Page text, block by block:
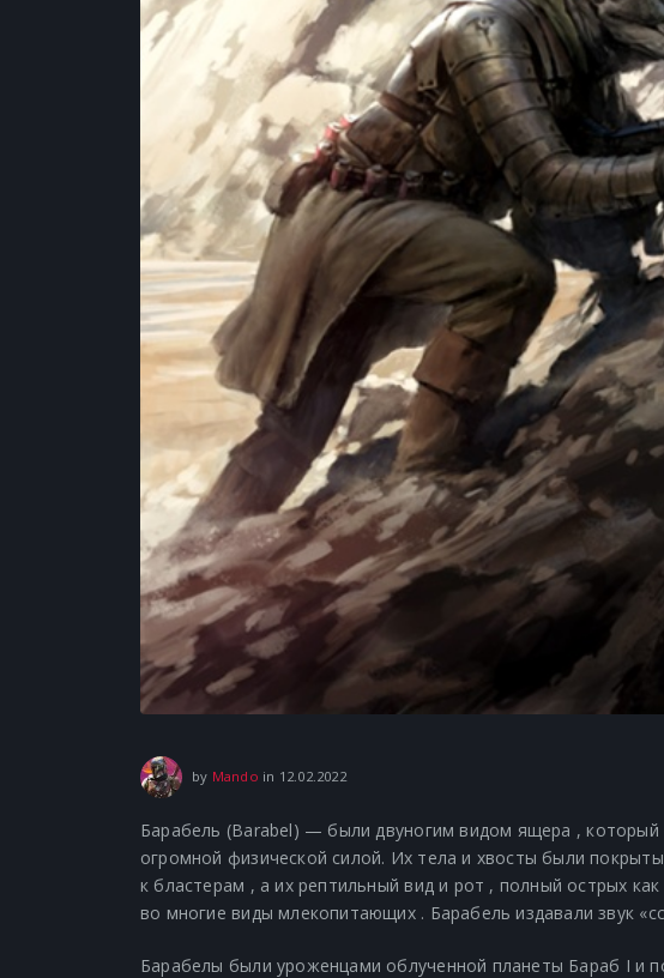
by Mando in 12.02.2022
Барабель (Barabel) — были двуногим видом ящера ,
огромной физической силой. Их тела и хвосты были
к бластерам , а их рептильный вид и рот , полный острых
во многие виды млекопитающих . Барабель издавали звук
Барабелы были уроженцами облученной планеты Бараб I и